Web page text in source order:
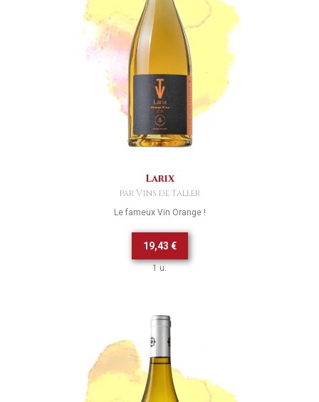
Larix
par Vins de Taller
Le fameux Vin Orange !
19,43 €
1 u.